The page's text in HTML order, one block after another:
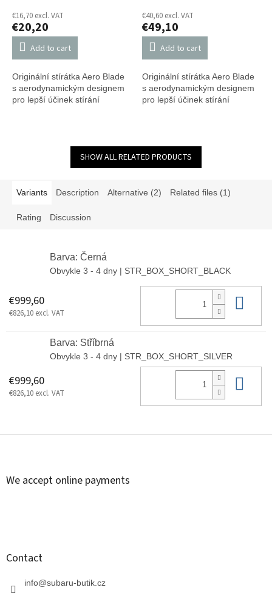
€16,70 excl. VAT
€20,20
Add to cart
Originální stírátka Aero Blade
s aerodynamickým designem
pro lepší účinek stírání
€40,60 excl. VAT
€49,10
Add to cart
Originální stírátka Aero Blade
s aerodynamickým designem
pro lepší účinek stírání
SHOW ALL RELATED PRODUCTS
Variants Description Alternative (2) Related files (1)
Rating Discussion
Barva: Černá
Obvykle 3 - 4 dny | STR_BOX_SHORT_BLACK
€999,60
€826,10 excl. VAT
Barva: Stříbrná
Obvykle 3 - 4 dny | STR_BOX_SHORT_SILVER
€999,60
€826,10 excl. VAT
F
We accept online payments
Contact
info@subaru-butik.cz